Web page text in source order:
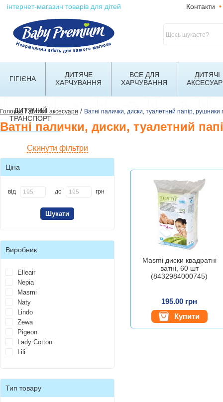
інтернет-магазин товарів для дітей Контакти •
ГІГІЄНА
ДИТЯЧЕ
ХАРЧУВАННЯ
ВСЕ ДЛЯ
ХАРЧУВАННЯ
ДИТЯЧІ
ДИТЯЧИЙ
ТРАНСПОРТ
Головна/Дитячі аксесуари / Ватні палички, диски, туалетний папір, рушники
Ватні палички, диски, туалетний
Скинути фільтри
Ціна
від до грн
Виробник
Elleair
Nepia
Masmi
Naty
Lindo
Zewa
Pigeon
Lady Cotton
Lili
Тип товару
Masmi диски квадратні
ватні, 60 шт
(8432984000745)
195.00 грн
Купити